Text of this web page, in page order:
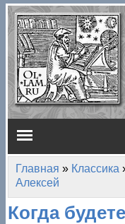
Перейти к основному
Главное меню
Вы здесь
Главная » Классика
Алексей
Когда